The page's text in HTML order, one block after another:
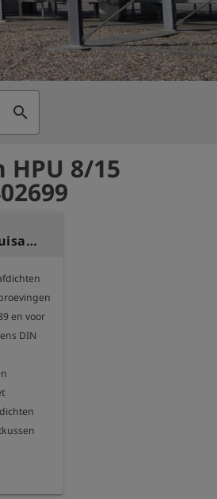
search
8/15
Test-afdichtkussen HPU 8/15 huisaansluiting
en voor
DIN